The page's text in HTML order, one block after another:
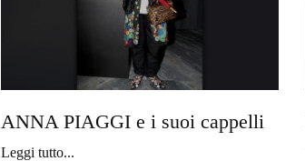
ANNA PIAGGI e i suoi cappelli
Leggi tutto...